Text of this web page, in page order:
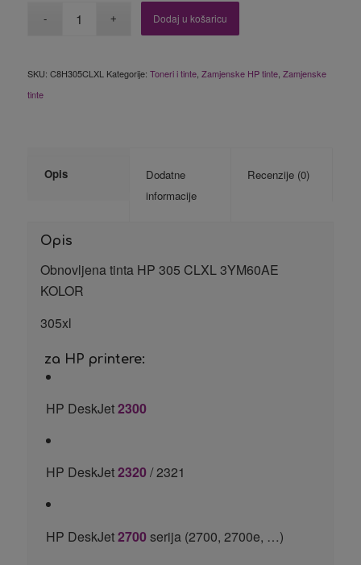
Dodaj u košaricu
SKU: C8H305CLXL Kategorije: Toneri i tinte, Zamjenske HP tinte, Zamjenske
tinte
Opis
Dodatne
informacije
Recenzije (0)
Opis
Obnovljena tinta HP 305 CLXL 3YM60AE
KOLOR
305xl
za HP printere:
HP DeskJet2300
HP DeskJet2320/ 2321
HP DeskJet2700serija (2700, 2700e, …)